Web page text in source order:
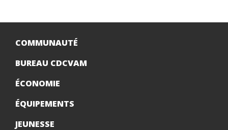
COMMUNAUTÉ
BUREAU CDCVAM
ÉCONOMIE
ÉQUIPEMENTS
JEUNESSE